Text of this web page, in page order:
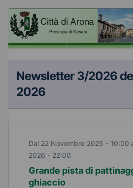
Newsletter 3/2026
2026
Dal 22 Novembre 2025 - 10:00
2026 - 22:00
Grande pista di
ghiaccio